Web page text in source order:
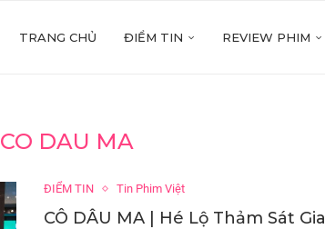
TRANG CHỦ ĐIỂM TIN REVIEW PHIM
CO DAU MA
ĐIỂM TIN Tin Phim Việt
CÔ DÂU MA | Hé Lộ Thảm Sát Gia